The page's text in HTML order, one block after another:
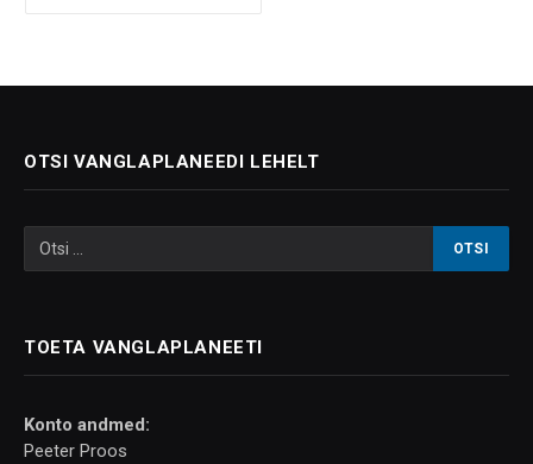
OTSI VANGLAPLANEEDI LEHELT
TOETA VANGLAPLANEETI
Konto andmed:
Peeter Proos